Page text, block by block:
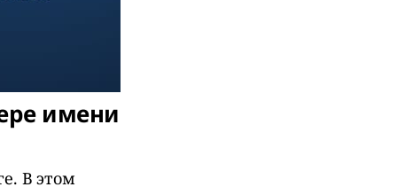
имени
В этом